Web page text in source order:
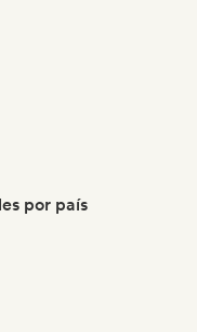
por país